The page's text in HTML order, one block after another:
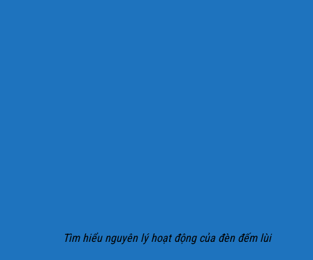
Tìm hiểu nguyên lý hoạt động của đèn đếm lùi